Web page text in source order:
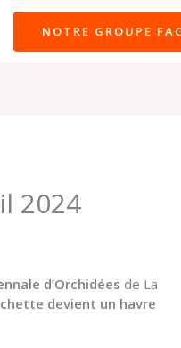
NOTRE GROUPE
2024
d’Orchidées de La
devient un havre